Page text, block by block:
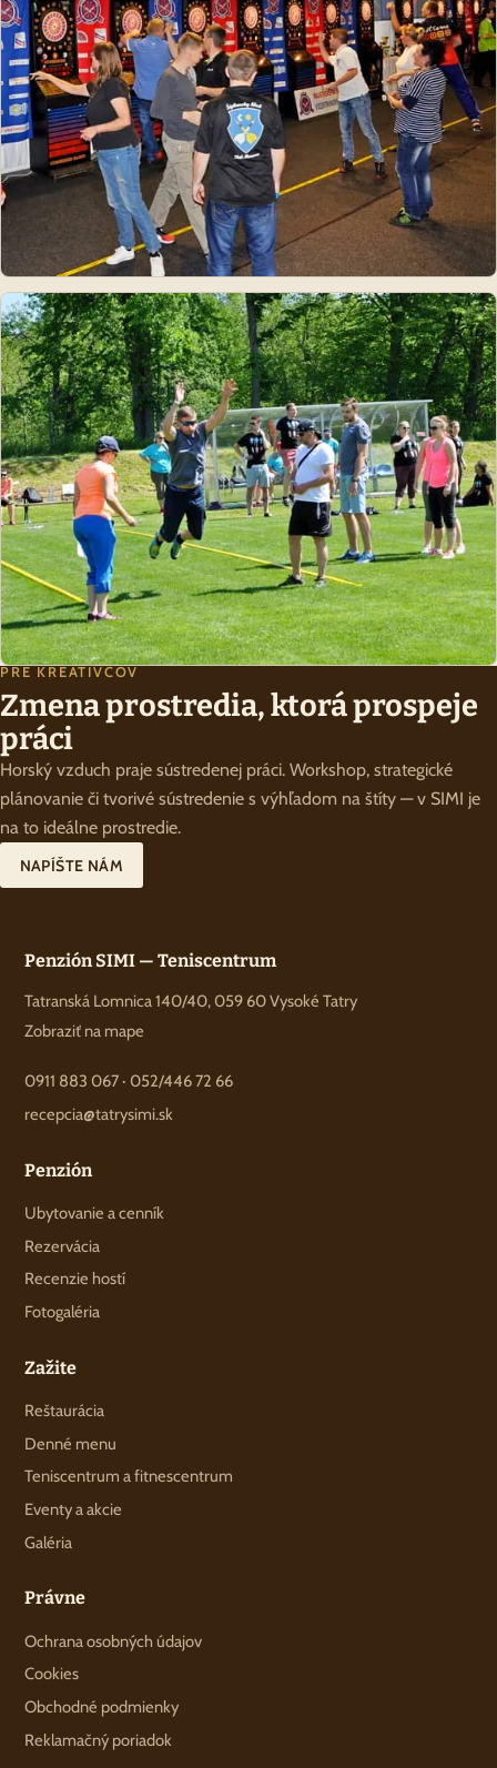
PRE KREATÍVCOV
Zmena prostredia, ktorá prospeje
práci
Horský vzduch praje sústredenej práci. Workshop, strategické
plánovanie či tvorivé sústredenie s výhľadom na štíty — v SIMI je
na to ideálne prostredie.
NAPÍŠTE NÁM
Penzión SIMI — Teniscentrum
Tatranská Lomnica 140/40, 059 60 Vysoké Tatry
Zobraziť na mape
0911 883 067 ·052/446 72 66
recepcia@tatrysimi.sk
Penzión
Ubytovanie a cenník
Rezervácia
Recenzie hostí
Fotogaléria
Zažite
Reštaurácia
Denné menu
Teniscentrum a fitnescentrum
Eventy a akcie
Galéria
Právne
Ochrana osobných údajov
Cookies
Obchodné podmienky
Reklamačný poriadok